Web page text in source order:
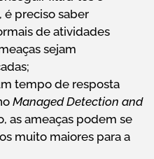
é preciso saber
de atividades
sejam
tempo de resposta
Managed Detection and
as ameaças podem se
muito maiores para a